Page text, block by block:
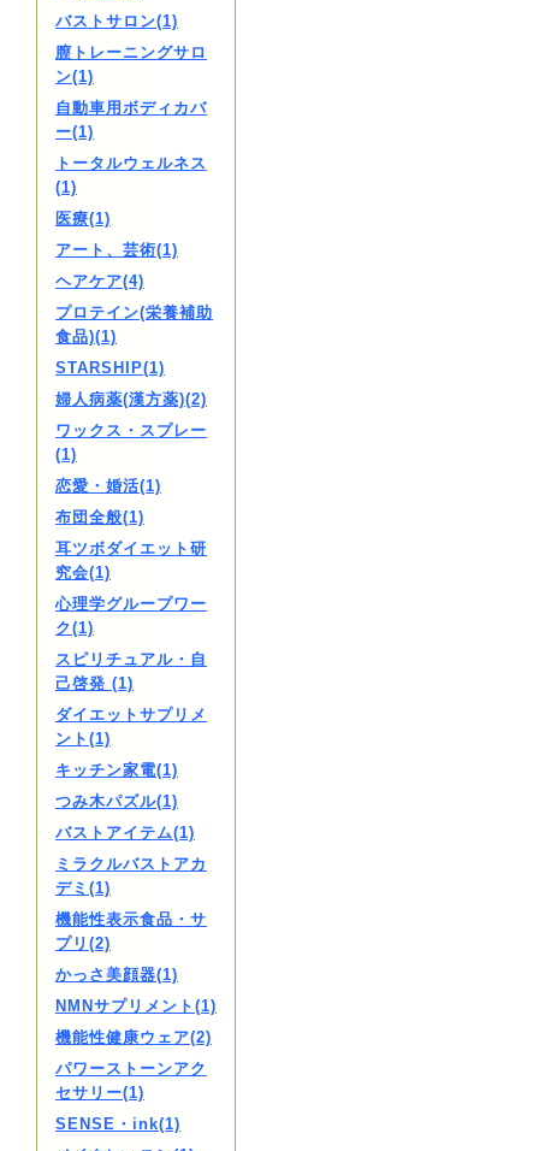
バストサロン(1)
膣トレーニングサロ
ン(1)
自動車用ボディカバ
ー(1)
トータルウェルネス
(1)
医療(1)
アート、芸術(1)
ヘアケア(4)
プロテイン(栄養補助
食品)(1)
STARSHIP(1)
婦人病薬(漢方薬)(2)
ワックス・スプレー
(1)
恋愛・婚活(1)
布団全般(1)
耳ツボダイエット研
究会(1)
心理学グループワー
ク(1)
スピリチュアル・自
己啓発 (1)
ダイエットサプリメ
ント(1)
キッチン家電(1)
つみ木パズル(1)
バストアイテム(1)
ミラクルバストアカ
デミ(1)
機能性表示食品・サ
プリ(2)
かっさ美顔器(1)
NMNサプリメント(1)
機能性健康ウェア(2)
パワーストーンアク
セサリー(1)
SENSE・ink(1)